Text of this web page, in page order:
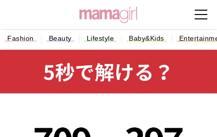
Fashion Beauty Lifestyle Baby&Kids